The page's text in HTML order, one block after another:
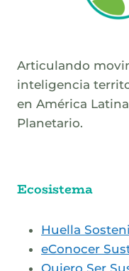
Articulando
inteligencia
en América
Planetario.
Ecosistema
Huella
eConocer
Quiero Ser